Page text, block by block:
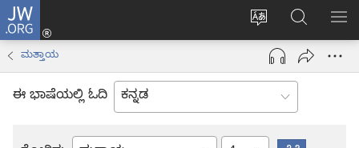
JW.ORG
ವೆಬ್‌ಸೈಟ್‌ನ
ಭಾಷೆಯನ್ನು
ಬದಲಿಸು
ಲಾಗ್
ಇನ್
(opens
new
ಹುಡುಕಿ
ಮತ್ತಾಯ
ಈ ಭಾಷೆಯಲ್ಲಿ ಓದಿ